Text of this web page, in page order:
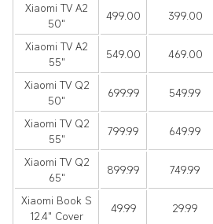
Xiaomi TV A2
50"
499.00 399.00
Xiaomi TV A2
55"
549.00 469.00
Xiaomi TV Q2
50"
699.99 549.99
Xiaomi TV Q2
55"
799.99 649.99
Xiaomi TV Q2
65"
899.99 749.99
Xiaomi Book S
12.4" Cover
49.99 29.99